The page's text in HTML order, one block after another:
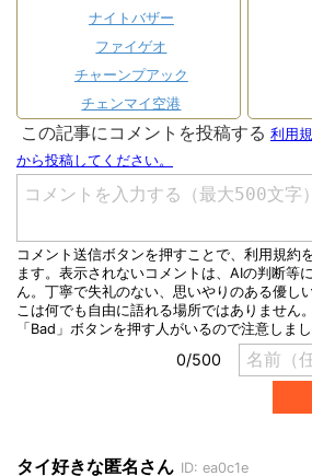
ナイトバザー
ファイゲオ
チャーンプアック
チェンマイ空港